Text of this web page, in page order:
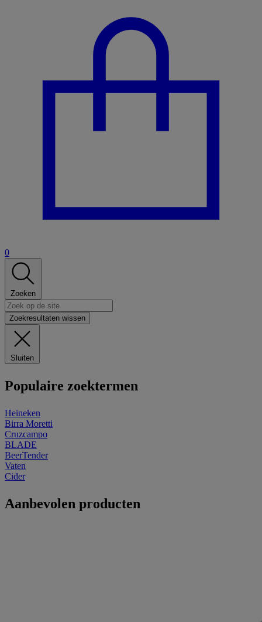
0
Zoeken
Zoekresultaten wissen
Sluiten
Populaire zoektermen
Heineken
Birra Moretti
Cruzcampo
BLADE
BeerTender
Vaten
Cider
Aanbevolen producten